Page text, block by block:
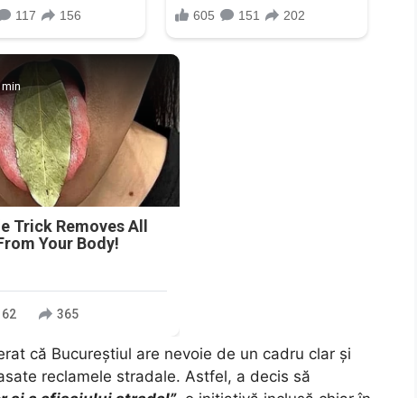
min
Trick Removes All
Your Body!
62 365
că Bucureștiul are nevoie de un cadru clar și
reclamele stradale. Astfel, a decis să